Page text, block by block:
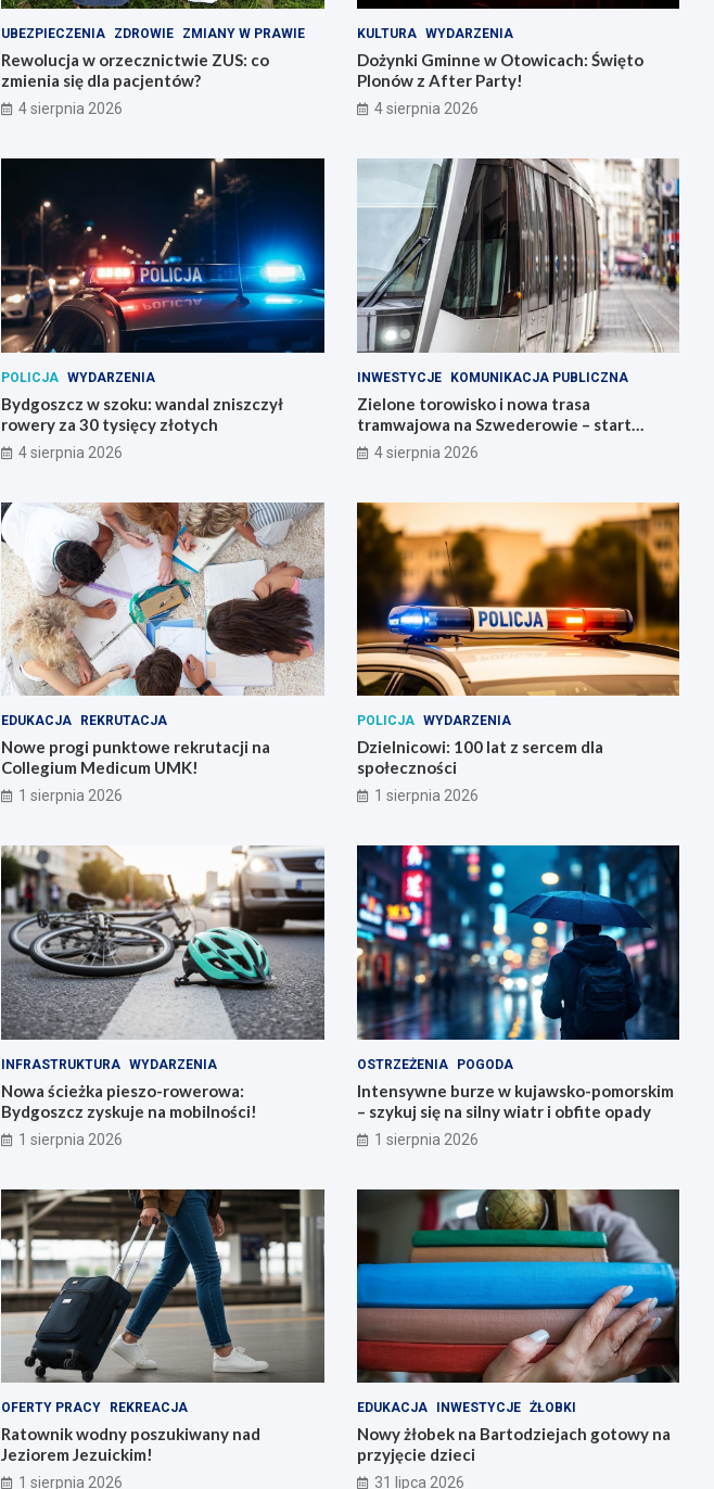
UBEZPIECZENIA ZDROWIE ZMIANY W PRAWIE
Rewolucja w orzecznictwie ZUS: co
zmienia się dla pacjentów?
4 sierpnia 2026
KULTURA WYDARZENIA
Dożynki Gminne w Otowicach: Święto
Plonów z After Party!
4 sierpnia 2026
POLICJA WYDARZENIA
Bydgoszcz w szoku: wandal zniszczył
rowery za 30 tysięcy złotych
4 sierpnia 2026
INWESTYCJE KOMUNIKACJA PUBLICZNA
Zielone torowisko i nowa trasa
tramwajowa na Szwederowie – start
budowy!
4 sierpnia 2026
EDUKACJA REKRUTACJA
Nowe progi punktowe rekrutacji na
Collegium Medicum UMK!
1 sierpnia 2026
POLICJA WYDARZENIA
Dzielnicowi: 100 lat z sercem dla
społeczności
1 sierpnia 2026
INFRASTRUKTURA WYDARZENIA
Nowa ścieżka pieszo-rowerowa:
Bydgoszcz zyskuje na mobilności!
1 sierpnia 2026
OSTRZEŻENIA POGODA
Intensywne burze w kujawsko-pomorskim
– szykuj się na silny wiatr i obfite opady
1 sierpnia 2026
OFERTY PRACY REKREACJA
Ratownik wodny poszukiwany nad
Jeziorem Jezuickim!
1 sierpnia 2026
EDUKACJA INWESTYCJE ŻŁOBKI
Nowy żłobek na Bartodziejach gotowy na
przyjęcie dzieci
31 lipca 2026